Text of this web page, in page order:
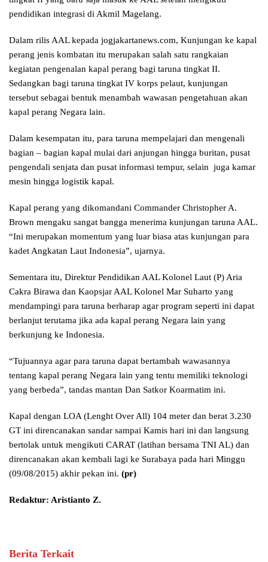
pendidikan integrasi di Akmil Magelang.
Dalam rilis AAL kepada jogjakartanews.com, Kunjungan ke kapal
perang jenis kombatan itu merupakan salah satu rangkaian
kegiatan pengenalan kapal perang bagi taruna tingkat II.
Sedangkan bagi taruna tingkat IV korps pelaut, kunjungan
tersebut sebagai bentuk menambah wawasan pengetahuan akan
kapal perang Negara lain.
Dalam kesempatan itu, para taruna mempelajari dan mengenali
bagian – bagian kapal mulai dari anjungan hingga buritan, pusat
pengendali senjata dan pusat informasi tempur, selain juga kamar
mesin hingga logistik kapal.
Kapal perang yang dikomandani Commander Christopher A.
Brown mengaku sangat bangga menerima kunjungan taruna AAL.
“Ini merupakan momentum yang luar biasa atas kunjungan para
kadet Angkatan Laut Indonesia”, ujarnya.
Sementara itu, Direktur Pendidikan AAL Kolonel Laut (P) Aria
Cakra Birawa dan Kaopsjar AAL Kolonel Mar Suharto yang
mendampingi para taruna berharap agar program seperti ini dapat
berlanjut terutama jika ada kapal perang Negara lain yang
berkunjung ke Indonesia.
“Tujuannya agar para taruna dapat bertambah wawasannya
tentang kapal perang Negara lain yang tentu memiliki teknologi
yang berbeda”, tandas mantan Dan Satkor Koarmatim ini.
Kapal dengan LOA (Lenght Over All) 104 meter dan berat 3.230
GT ini direncanakan sandar sampai Kamis hari ini dan langsung
bertolak untuk mengikuti CARAT (latihan bersama TNI AL) dan
direncanakan akan kembali lagi ke Surabaya pada hari Minggu
(09/08/2015) akhir pekan ini. (pr)
Redaktur: Aristianto Z.
Berita Terkait